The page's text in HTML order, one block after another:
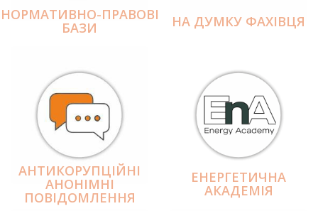
НОРМАТИВНО-ПРАВОВІ
БАЗИ НА ДУМКУ ФАХІВЦЯ
АНТИКОРУПЦІЙНІ
АНОНІМНІ
ПОВІДОМЛЕННЯ
ЕНЕРГЕТИЧНА
АКАДЕМІЯ